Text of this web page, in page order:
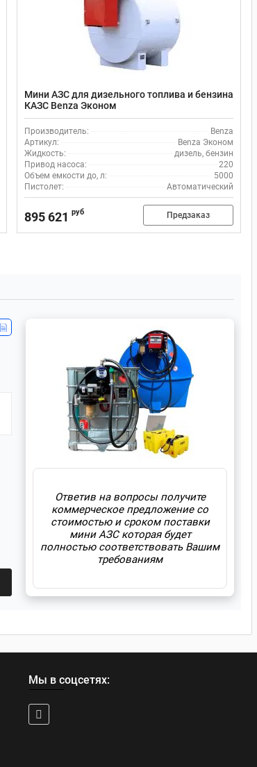
Мини АЗС для дизельного топлива и бензина
КАЗС Benza Эконом
Производитель:
Benza
Артикул:
Benza Эконом
Жидкость:
дизель, бензин
Привод насоса:
220
Объем емкости до, л:
5000
Пистолет:
Автоматический
895 621 руб Предзаказ
Ответив на вопросы получите
коммерческое предложение со
стоимостью и сроком поставки
мини АЗС которая будет
полностью соответствовать Вашим
требованиям
Мы в соцсетях: